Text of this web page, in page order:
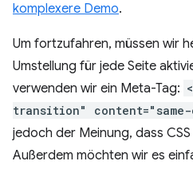
komplexere Demo.
Um fortzufahren, müssen wir
Umstellung für jede Seite
verwenden wir ein Meta-Tag:
transition"
jedoch der Meinung, dass
Außerdem möchten wir es